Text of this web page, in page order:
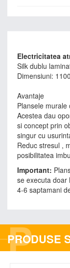
Electricitatea
Silk dublu
Dimensiuni:
Avantaje
Plansele
Acestea dau
si concept prin
singur cu
Reduc stresul ,
posibilitatea
Important:
se executa doar
4-6 saptamani
P
PRODUSE